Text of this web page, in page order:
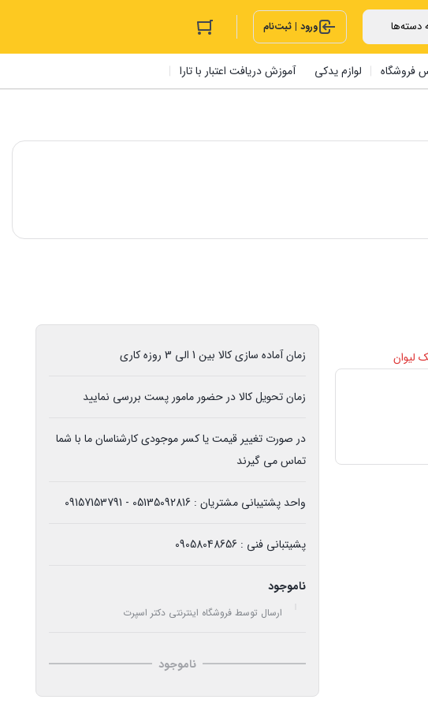
ورود | ثبت‌نام
فروشگاه لوازم یدکی آموزش دریافت اعتبار با تارا
‏لیوان زمان آماده سازی کالا بین 1 الی 3 روزه کاری
زمان تحویل کالا در حضور مامور پست بررسی نمایید
در صورت تغییر قیمت یا کسر موجودی کارشناسان ما با شما
تماس می گیرند
واحد پشتیبانی مشتریان : 05135092816 - 09157153791
پشیتبانی فنی : 09058048656
ناموجود
ارسال توسط فروشگاه اینترنتی دکتر اسپرت
ناموجود